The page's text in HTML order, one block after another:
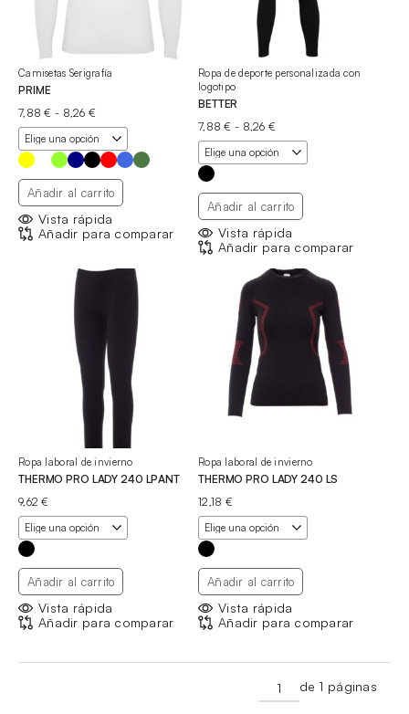
Camisetas Serigrafía
PRIME
7,88€ - 8,26 €
de
precios:
desde
7,88 €
hasta
8,26 €
Añadir al carrito
Vista rápida
Añadir para comparar
Ropa de deporte personalizada con
logotipo
BETTER
7,88€ - 8,26 €
de
precios:
desde
hasta
8,26 €
Añadir al carrito
Vista rápida
Añadir para comparar
Ropa laboral de invierno
THERMO PRO LADY 240 LPANT
9,62€
Añadir al carrito
Vista rápida
Añadir para comparar
Ropa laboral de invierno
THERMO PRO LADY 240 LS
12,18 €
Añadir al carrito
Vista rápida
Añadir para comparar
de 1 páginas